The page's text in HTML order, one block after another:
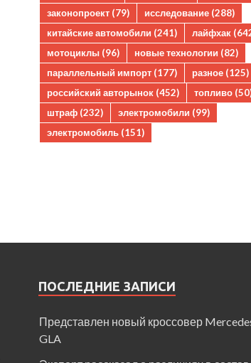
законопроект (79) исследование (288)
китайские автомобили (241) лайфхак
мотоциклы (96) новые технологии (82)
параллельный импорт (177) разное (125)
российский авторынок (452) топливо
штраф (232) электромобили (99)
электромобиль (151)
ПОСЛЕДНИЕ ЗАПИСИ
Представлен новый кроссовер
GLA